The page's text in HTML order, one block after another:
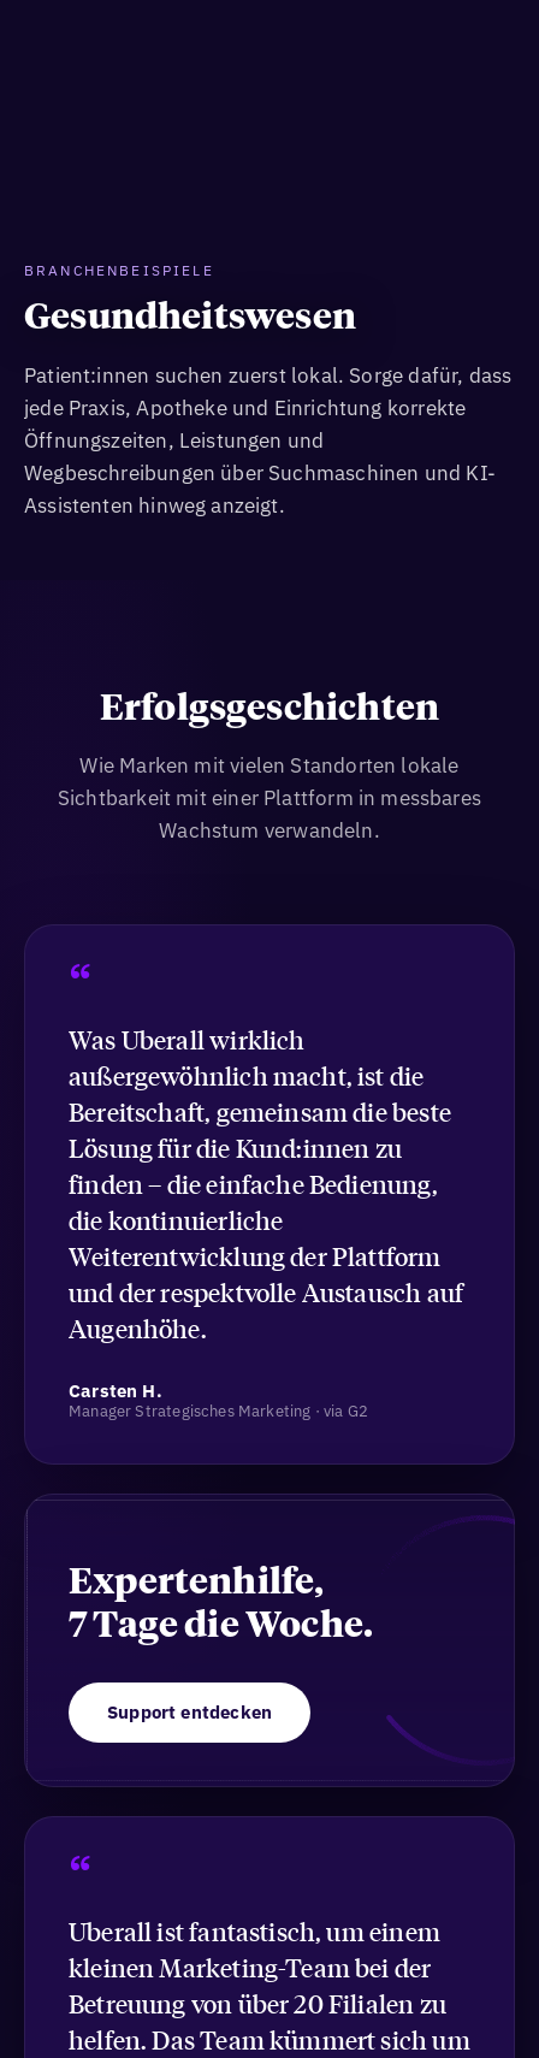
BRANCHENBEISPIELE
Gesundheitswesen
Patient:innen suchen zuerst lokal. Sorge dafür, dass
jede Praxis, Apotheke und Einrichtung korrekte
Öffnungszeiten, Leistungen und
Wegbeschreibungen über Suchmaschinen und KI-
Assistenten hinweg anzeigt.
Erfolgsgeschichten
Wie Marken mit vielen Standorten lokale
Sichtbarkeit mit einer Plattform in messbares
Wachstum verwandeln.
“
Was Uberall wirklich
außergewöhnlich macht, ist die
Bereitschaft, gemeinsam die beste
Lösung für die Kund:innen zu
finden – die einfache Bedienung,
die kontinuierliche
Weiterentwicklung der Plattform
und der respektvolle Austausch auf
Augenhöhe.
Carsten H.
Manager Strategisches Marketing · via G2
Expertenhilfe,
7 Tage die Woche.
Support entdecken
“
Uberall ist fantastisch, um einem
kleinen Marketing-Team bei der
Betreuung von über 20 Filialen zu
helfen. Das Team kümmert sich um